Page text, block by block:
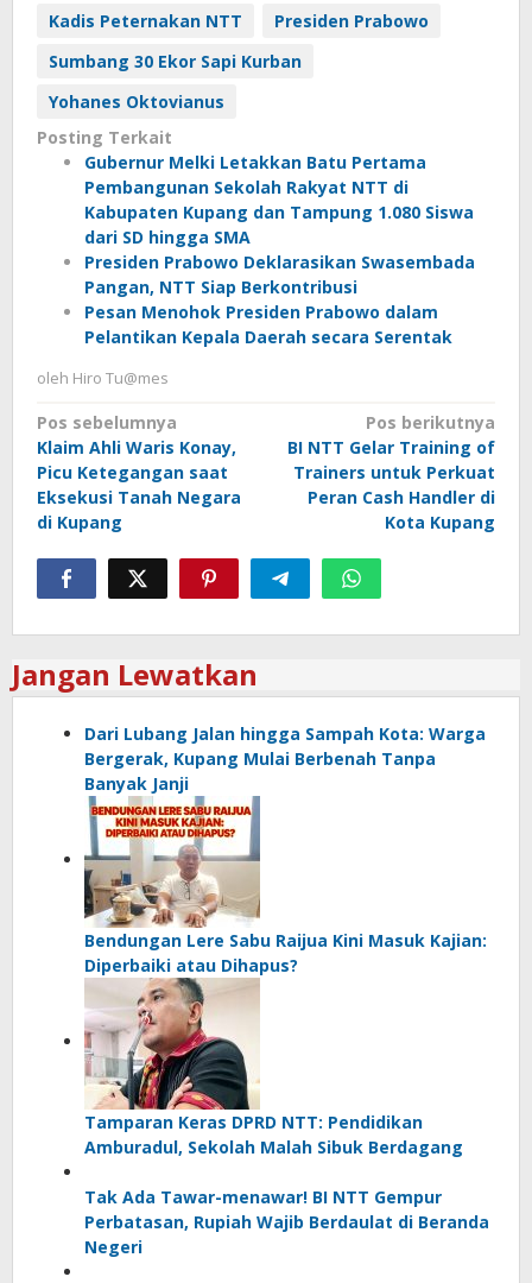
Kadis Peternakan NTT
Presiden Prabowo
Sumbang 30 Ekor Sapi Kurban
Yohanes Oktovianus
Posting Terkait
Gubernur Melki Letakkan Batu Pertama
Pembangunan Sekolah Rakyat NTT di
Kabupaten Kupang dan Tampung 1.080 Siswa
dari SD hingga SMA
Presiden Prabowo Deklarasikan Swasembada
Pangan, NTT Siap Berkontribusi
Pesan Menohok Presiden Prabowo dalam
Pelantikan Kepala Daerah secara Serentak
oleh Hiro Tu@mes
Navigasi
pos
Pos sebelumnya
Klaim Ahli Waris Konay,
Picu Ketegangan saat
Eksekusi Tanah Negara
di Kupang
Pos berikutnya
BI NTT Gelar Training of
Trainers untuk Perkuat
Peran Cash Handler di
Kota Kupang
Jangan Lewatkan
Dari Lubang Jalan hingga Sampah Kota: Warga
Bergerak, Kupang Mulai Berbenah Tanpa
Banyak Janji
Bendungan Lere Sabu Raijua Kini Masuk Kajian:
Diperbaiki atau Dihapus?
Tamparan Keras DPRD NTT: Pendidikan
Amburadul, Sekolah Malah Sibuk Berdagang
Tak Ada Tawar-menawar! BI NTT Gempur
Perbatasan, Rupiah Wajib Berdaulat di Beranda
Negeri